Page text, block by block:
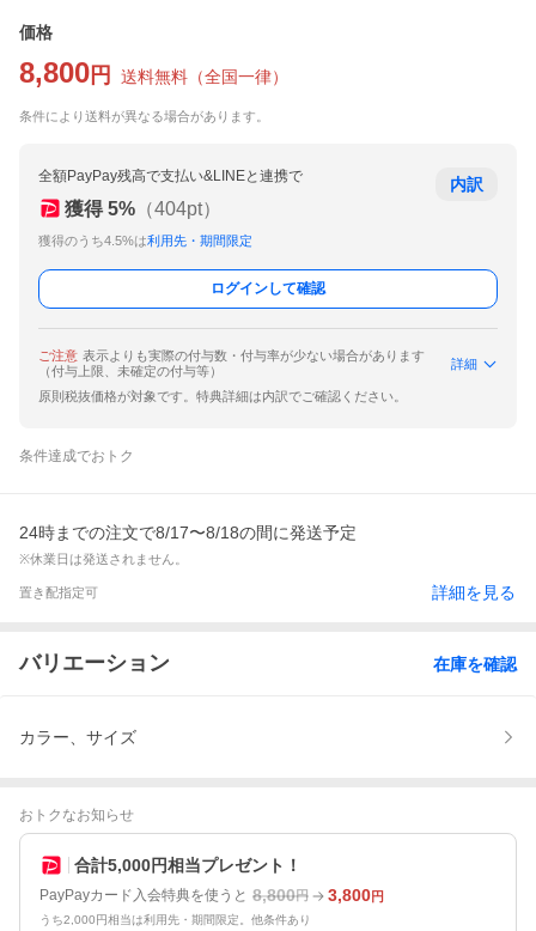
価格
8,800 円 送料無料 （全国一律）
条件により送料が異なる場合があります。
全額PayPay残高で支払い&LINEと連携で
獲得 5% （404pt）
獲得のうち4.5%は利用先・期間限定
内訳
ログインして確認
ご注意 表示よりも実際の付与数・付与率が少ない場合があります
（付与上限、未確定の付与等）
詳細
原則税抜価格が対象です。特典詳細は内訳でご確認ください。
条件達成でおトク
24時までの注文で8/17〜8/18の間に発送予定
※休業日は発送されません。
置き配指定可 詳細を見る
バリエーション 在庫を確認
カラー、サイズ
おトクなお知らせ
合計5,000円相当プレゼント！
PayPayカード入会特典を使うと 8,800円 3,800円
うち2,000円相当は利用先・期間限定。他条件あり